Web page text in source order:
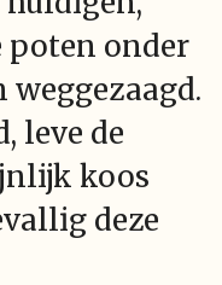
poten onder
leve de
koos
deze